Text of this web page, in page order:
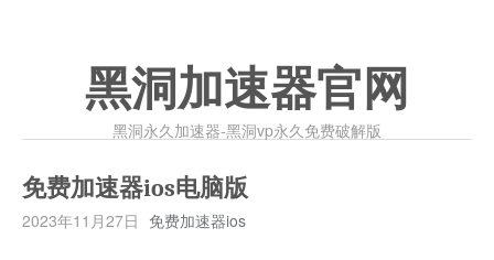
黑洞加速器官网
黑洞永久加速器-黑洞vp永久免费破解版
免费加速器ios电脑版
2023年11月27日 免费加速器ios